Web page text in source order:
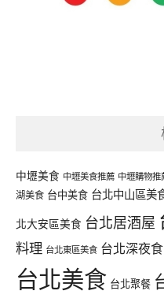
中壢美食 中壢美食推薦 中壢購物推
湖美食 台中美食 台北中山區美
北大安區美食 台北居酒屋
料理 台北東區美食 台北深夜
台北美食 台北聚餐